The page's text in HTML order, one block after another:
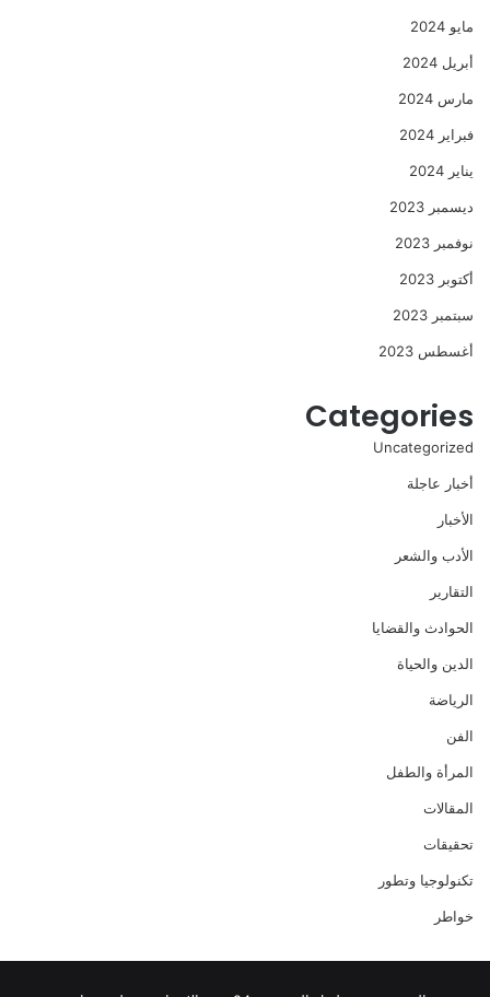
مايو 2024
أبريل 2024
مارس 2024
فبراير 2024
يناير 2024
ديسمبر 2023
نوفمبر 2023
أكتوبر 2023
سبتمبر 2023
أغسطس 2023
Categories
Uncategorized
أخبار عاجلة
الأخبار
الأدب والشعر
التقارير
الحوادث والقضايا
الدين والحياة
الرياضة
الفن
المرأة والطفل
المقالات
تحقيقات
تكنولوجيا وتطور
خواطر